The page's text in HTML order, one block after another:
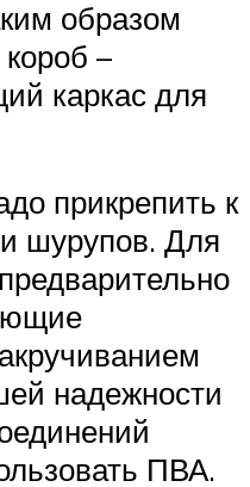
образом
–
каркас для
прикрепить к
шурупов. Для
надежности
ПВА.